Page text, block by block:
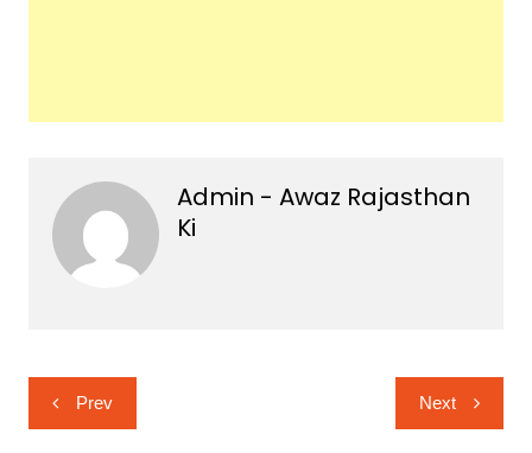
Admin - Awaz Rajasthan
Ki
Post
navigation
Prev Next